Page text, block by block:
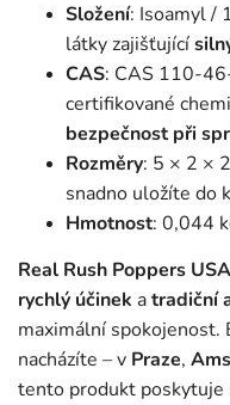
Složení: Isoamyl /
látky zajišťující
CAS: CAS 110-
certifikované
bezpečnost při
Rozměry: 5 × 2 ×
snadno uložíte do
Hmotnost: 0,044
Real Rush Poppers
rychlý účinek atradiční
maximální spokojenost.
nacházíte – v Praze,
tento produkt poskytuje